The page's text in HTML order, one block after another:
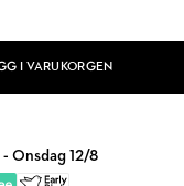
I VARUKORGEN
- Onsdag 12/8